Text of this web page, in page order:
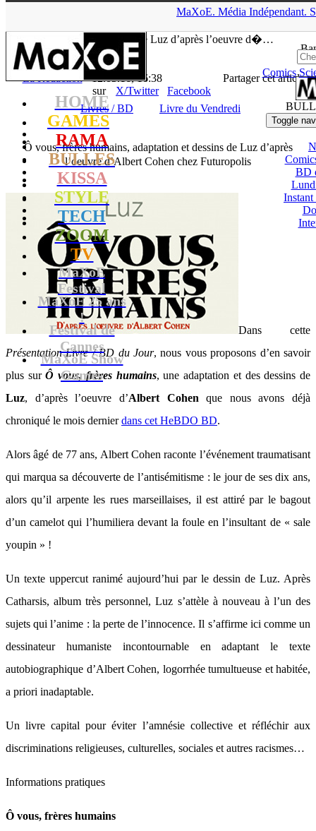
MaXoE. Média Indépendant.
HOME
GAMES
RAMA
BULLES
KISSA
STYLE
TECH
ZOOM
TV
MaXoE
Festival
MaXoE 25 ans
!
Festival de
Cannes
MaXoE Show
Games
Comics
Toggle
BD
Instant
adaptation et dessins de Luz d’après l’oeuvre d�…
La Rédaction- 12.05.16, 16:38
Partager cet article
sur
X/Twitter
Facebook
Livres / BD
Livre du Vendredi
Ô vous, frères humains, adaptation et dessins de Luz d’après
l’oeuvre d’Albert Cohen chez Futuropolis
Dans cette
Présentation Livre / BD du Jour, nous vous proposons d’en savoir
plus surÔ vous, frères humains, une adaptation et des dessins de
Luz, d’après l’oeuvre d’Albert Cohen que nous avons déjà
chroniqué le mois dernierdans cet HeBDO BD.
Alors âgé de 77 ans, Albert Cohen raconte l’événement traumatisant
qui marqua sa découverte de l’antisémitisme : le jour de ses dix ans,
alors qu’il arpente les rues marseillaises, il est attiré par le bagout
d’un camelot qui l’humiliera devant la foule en l’insultant de « sale
youpin » !
Un texte uppercut ranimé aujourd’hui par le dessin de Luz. Après
Catharsis, album très personnel, Luz s’attèle à nouveau à l’un des
sujets qui l’anime : la perte de l’innocence. Il s’affirme ici comme un
dessinateur humaniste incontournable en adaptant le texte
autobiographique d’Albert Cohen, logorrhée tumultueuse et habitée,
a priori inadaptable.
Un livre capital pour éviter l’amnésie collective et réfléchir aux
discriminations religieuses, culturelles, sociales et autres racismes…
Informations pratiques
Ô vous, frères humains